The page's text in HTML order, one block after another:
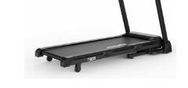
biztosít. Ideális rendszeres
edzéshez, fogyáshoz vagy
életmódváltáshoz. Ha
komolyabb futópadot keresel,
amely hosszú távon is motivál,